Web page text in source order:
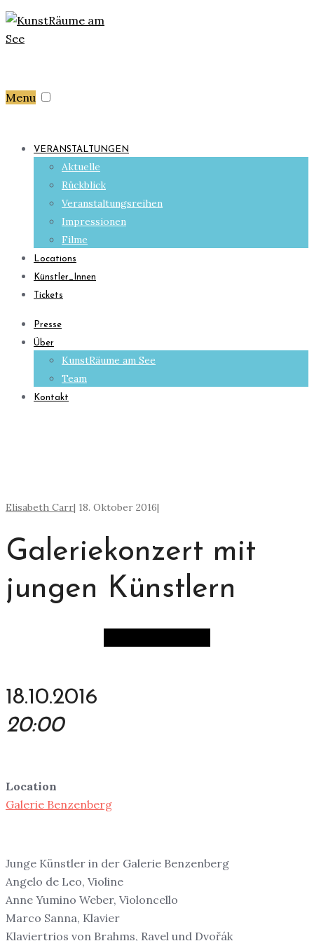
Menu
VERANSTALTUNGEN
Aktuelle
Rückblick
Veranstaltungsreihen
Impressionen
Filme
Locations
Künstler_Innen
Tickets
Presse
Über
KunstRäume am See
Team
Kontakt
Elisabeth Carr| 18. Oktober 2016|
Galeriekonzert mit
jungen Künstlern
18.10.2016
20:00
Location
Galerie Benzenberg
Junge Künstler in der Galerie Benzenberg
Angelo de Leo, Violine
Anne Yumino Weber, Violoncello
Marco Sanna, Klavier
Klaviertrios von Brahms, Ravel und Dvořák